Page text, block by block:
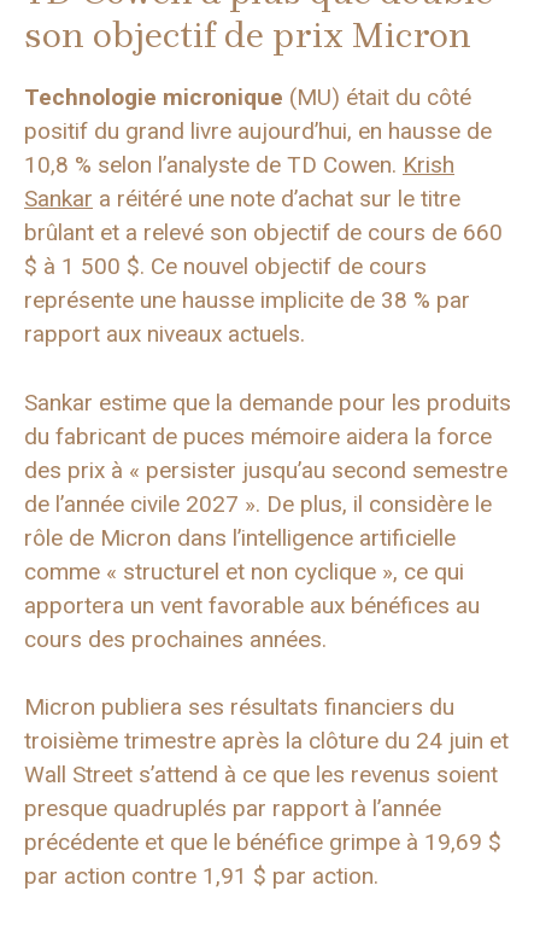
son objectif de prix Micron
Technologie micronique (MU) était du côté
positif du grand livre aujourd’hui, en hausse de
10,8 % selon l’analyste de TD Cowen. Krish
Sankar a réitéré une note d’achat sur le titre
brûlant et a relevé son objectif de cours de 660
$ à 1 500 $. Ce nouvel objectif de cours
représente une hausse implicite de 38 % par
rapport aux niveaux actuels.
Sankar estime que la demande pour les produits
du fabricant de puces mémoire aidera la force
des prix à « persister jusqu’au second semestre
de l’année civile 2027 ». De plus, il considère le
rôle de Micron dans l’intelligence artificielle
comme « structurel et non cyclique », ce qui
apportera un vent favorable aux bénéfices au
cours des prochaines années.
Micron publiera ses résultats financiers du
troisième trimestre après la clôture du 24 juin et
Wall Street s’attend à ce que les revenus soient
presque quadruplés par rapport à l’année
précédente et que le bénéfice grimpe à 19,69 $
par action contre 1,91 $ par action.